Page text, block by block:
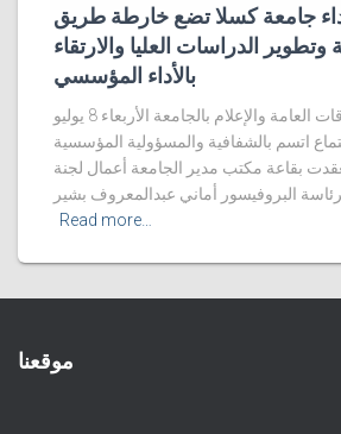
جامعة كسلا تضع خارطة طريق
وتطوير الدراسات العليا والارتقاء
بالأداء المؤسسي
إعداد : إدارة العلاقات العامة والإعلام بالجامعة الأربعاء 8 يوليو
اتسم بالشفافية والمسؤولية المؤسسية
بقاعة مكتب مدير الجامعة أعمال لجنة
Read more…
موقعنا